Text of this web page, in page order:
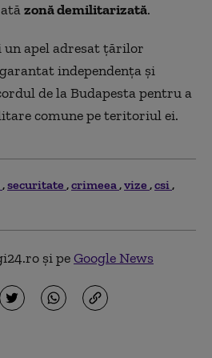
zonă demilitarizată.
un apel adresat țărilor
independența și
de la Budapesta pentru a
comune pe teritoriul ei.
securitate crimeea vize csi
și peGoogle News